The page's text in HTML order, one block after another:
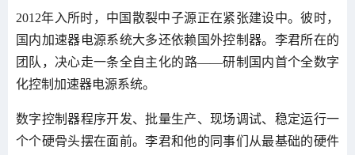
2012年入所时，中国散裂中子源正在紧张建设中。彼时，
国内加速器电源系统大多还依赖国外控制器。李君所在的
团队，决心走一条全自主化的路——研制国内首个全数字
化控制加速器电源系统。
数字控制器程序开发、批量生产、现场调试、稳定运行一
个个硬骨头摆在面前。李君和他的同事们从最基础的硬件